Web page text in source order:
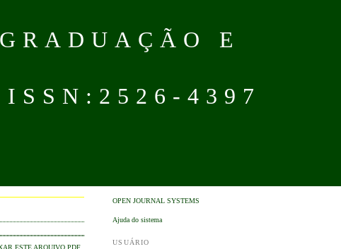
E
ISSN:2526-4397
OPEN JOURNAL SYSTEMS
Ajuda do sistema
USUÁRIO
ESTE ARQUIVO PDF